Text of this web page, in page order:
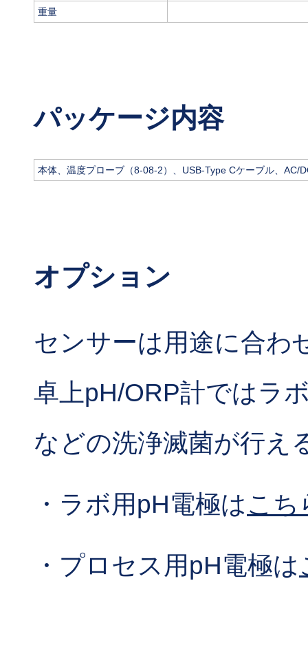
重量
パッケージ内容
本体、温度プローブ（8-08-2）、USB-Type Cケーブル、AC/
オプション
センサーは用途に合わ
卓上pH/ORP計ではラ
などの洗浄滅菌が行え
・ラボ用pH電極はこち
・プロセス用pH電極は